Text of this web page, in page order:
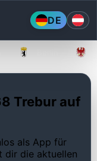
DE
Trebur auf
als App für
dir die aktuellen